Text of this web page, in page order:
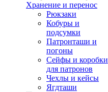
Хранение и перенос
Рюкзаки
Кобуры и
подсумки
Патронташи и
погоны
Сейфы и коробки
для патронов
Чехлы и кейсы
Ягдташи